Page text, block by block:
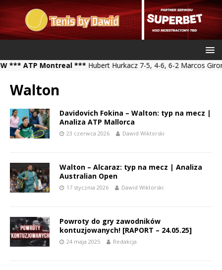
ATP Montreal ***Hubert Hurkacz 7-5, 4-6, 6-2 Marcos Giron
Walton
Davidovich Fokina – Walton: typ na mecz |
Analiza ATP Mallorca
23 czerwca 2026 Dawid Wiktorski
Walton – Alcaraz: typ na mecz | Analiza
Australian Open
17 stycznia 2026 Dawid Wiktorski
Powroty do gry zawodników
kontuzjowanych! [RAPORT – 24.05.25]
24 maja 2025 Redakcja